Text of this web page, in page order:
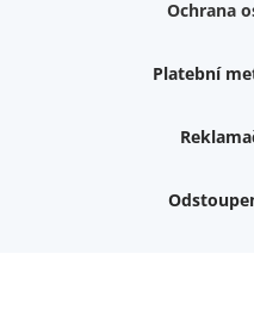
Ochrana
Platební